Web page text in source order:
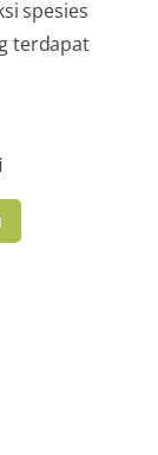
spesies
terdapat